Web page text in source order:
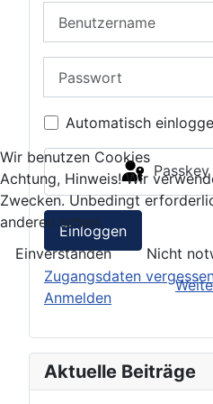
Automatisch
Einloggen
Zugangsdaten
Anmelden
Aktuelle Beiträge
Wir benutzen Cookies
Achtung, Hinweis! Wir
Zwecken. Unbedingt
anderen schon.
Einverstanden
Nicht